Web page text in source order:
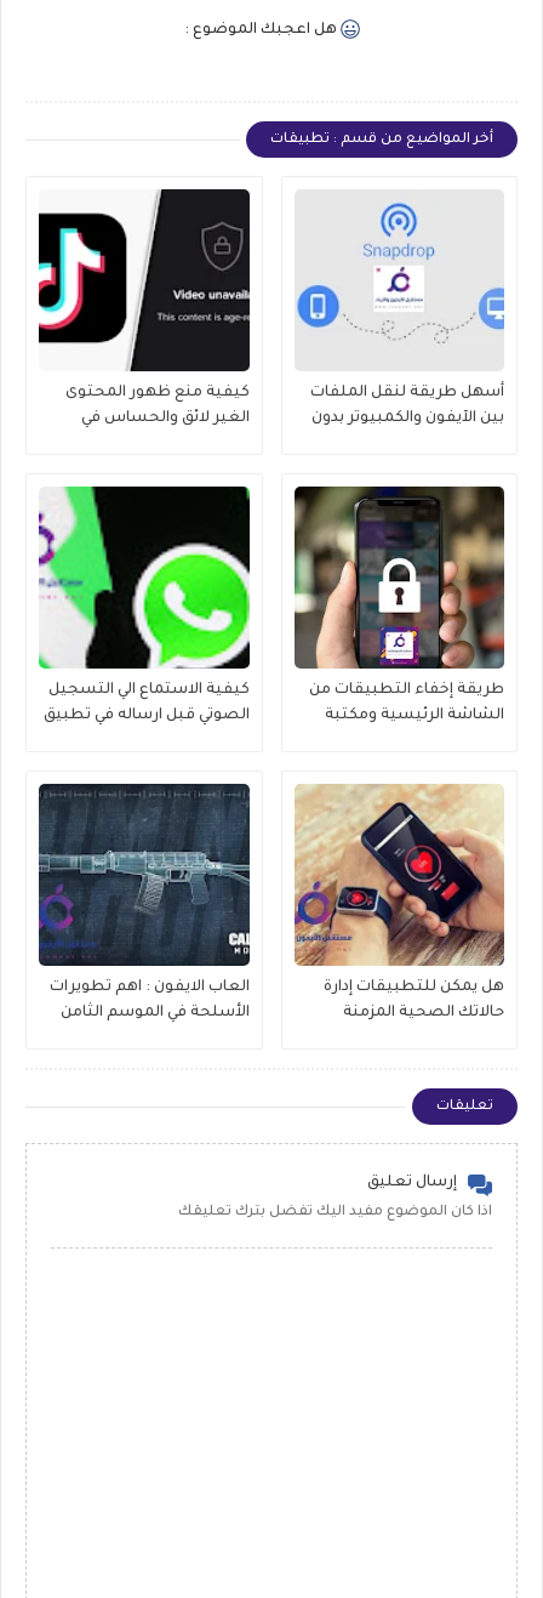
هل اعجبك الموضوع :
أخر المواضيع من قسم : تطبيقات
أسهل طريقة لنقل الملفات
بين الآيفون والكمبيوتر بدون
كيفية منع ظهور المحتوى
الغير لائق والحساس في
طريقة إخفاء التطبيقات من
الشاشة الرئيسية ومكتبة
كيفية الاستماع الي التسجيل
الصوتي قبل ارساله في تطبيق
هل يمكن للتطبيقات إدارة
حالاتك الصحية المزمنة
العاب الايفون : اهم تطويرات
الأسلحة في الموسم الثامن
تعليقات
إرسال تعليق
اذا كان الموضوع مفيد اليك تفضل بترك تعليقك